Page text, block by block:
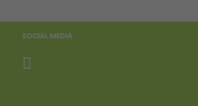
SOCIAL MEDIA